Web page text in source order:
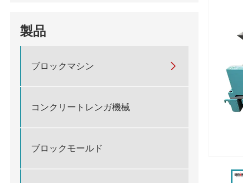
製品
ブロックマシン 
コンクリートレンガ機械
ブロックモールド